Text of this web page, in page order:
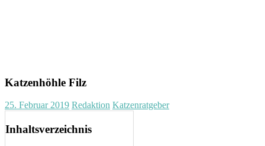
Katzenhöhle Filz
25. Februar 2019 Redaktion Katzenratgeber
Inhaltsverzeichnis